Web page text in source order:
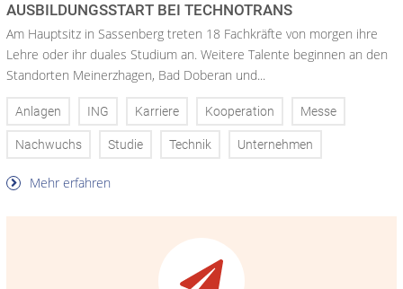
AUSBILDUNGSSTART BEI TECHNOTRANS
Am Hauptsitz in Sassenberg treten 18 Fachkräfte von morgen ihre
Lehre oder ihr duales Studium an. Weitere Talente beginnen an den
Standorten Meinerzhagen, Bad Doberan und...
Anlagen ING Karriere Kooperation Messe
Nachwuchs Studie Technik Unternehmen
Mehr erfahren